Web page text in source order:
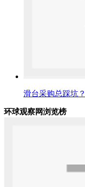
滑台采购总踩坑
环球观察网浏览榜